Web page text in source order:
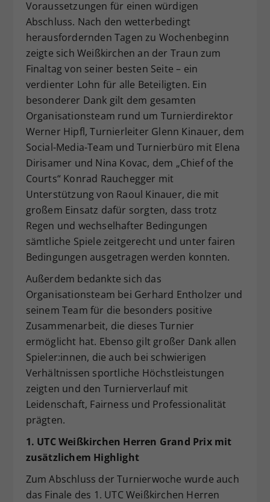
Voraussetzungen für einen würdigen
Abschluss. Nach den wetterbedingt
herausfordernden Tagen zu Wochenbeginn
zeigte sich Weißkirchen an der Traun zum
Finaltag von seiner besten Seite – ein
verdienter Lohn für alle Beteiligten. Ein
besonderer Dank gilt dem gesamten
Organisationsteam rund um Turnierdirektor
Werner Hipfl, Turnierleiter Glenn Kinauer, dem
Social-Media-Team und Turnierbüro mit Elena
Dirisamer und Nina Kovac, dem „Chief of the
Courts“ Konrad Rauchegger mit
Unterstützung von Raoul Kinauer, die mit
großem Einsatz dafür sorgten, dass trotz
Regen und wechselhafter Bedingungen
sämtliche Spiele zeitgerecht und unter fairen
Bedingungen ausgetragen werden konnten.
Außerdem bedankte sich das
Organisationsteam bei Gerhard Entholzer und
seinem Team für die besonders positive
Zusammenarbeit, die dieses Turnier
ermöglicht hat. Ebenso gilt großer Dank allen
Spieler:innen, die auch bei schwierigen
Verhältnissen sportliche Höchstleistungen
zeigten und den Turnierverlauf mit
Leidenschaft, Fairness und Professionalität
prägten.
1. UTC Weißkirchen Herren Grand Prix mit
zusätzlichem Highlight
Zum Abschluss der Turnierwoche wurde auch
das Finale des 1. UTC Weißkirchen Herren